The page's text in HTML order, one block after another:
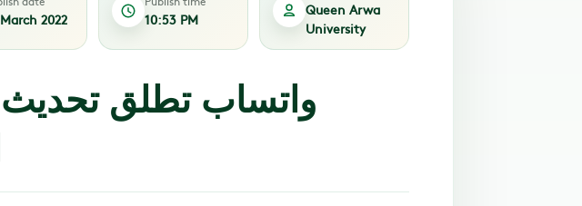
2022 10:53 PM
Queen Arwa
University
واتساب تطلق